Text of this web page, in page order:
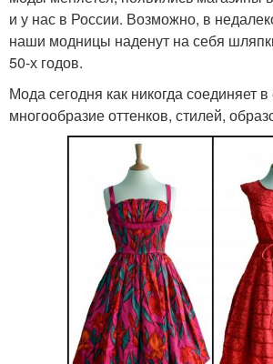
и у нас в России. Возможно, в
наши модницы наденут на себя
50-х годов.
Мода сегодня как никогда соединяет
многообразие оттенков, стилей,